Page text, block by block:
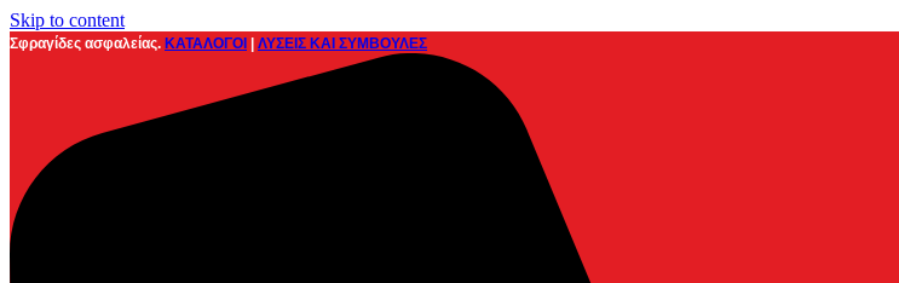
Skip to content
Σφραγίδες ασφαλείας. ΚΑΤΑΛΟΓΟΙ ΛΥΣΕΙΣ ΚΑΙ ΣΥΜΒΟΥΛΕΣ